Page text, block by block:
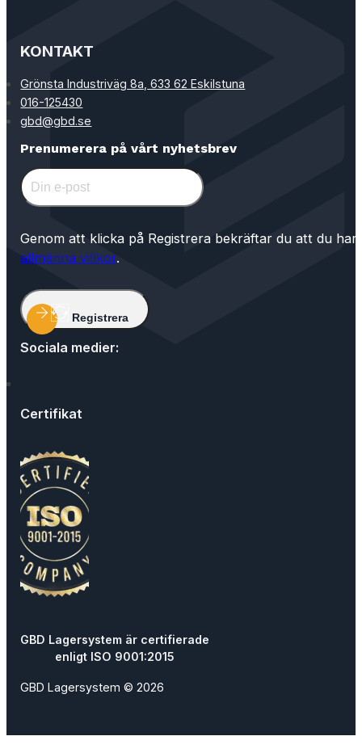
KONTAKT
Grönsta Industriväg 8a, 633 62 Eskilstuna
016-125430
gbd@gbd.se
Prenumerera på vårt nyhetsbrev
Genom att klicka på Registrera bekräftar du att du
allmänna villkor.
Registrera
Sociala medier:
Certifikat
GBD Lagersystem är certifierade
enligt ISO 9001:2015
GBD Lagersystem © 2026